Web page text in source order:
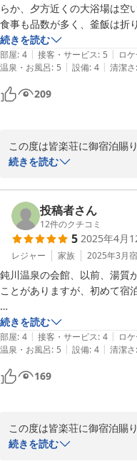
鈍川温泉 皆楽荘
2026-05-25
らか、夕方近くの大浴場は空
食事も品数が多く、釜飯は折
金額もリーズナブルであり、
続きを読む
部屋: 4 | 接客・サービス: 5 | ロ
温泉・お風呂: 5 | 設備: 4 | 清潔さ:
209
この度は皆楽荘に御宿泊賜
今後もご来館頂きましたお
この度は誠に有難うござい
2025-05-25
続きを読む
投稿者さん
12件のクチコミ
5 2025年4月
レジャー 家族 2025年3月
鈍川温泉の会館、以前、湯質
ことがありますが、初めて宿
料理も美味しくいただきました
お風呂も満足したのです
枕が低くてわたしには少し合
ったです
続きを読む
部屋: 4 | 接客・サービス: 4 | ロ
温泉・お風呂: 5 | 設備: 4 | 清潔さ:
169
この度は皆楽荘に御宿泊賜
理、泉質共にご堪能いただ
続きを読む